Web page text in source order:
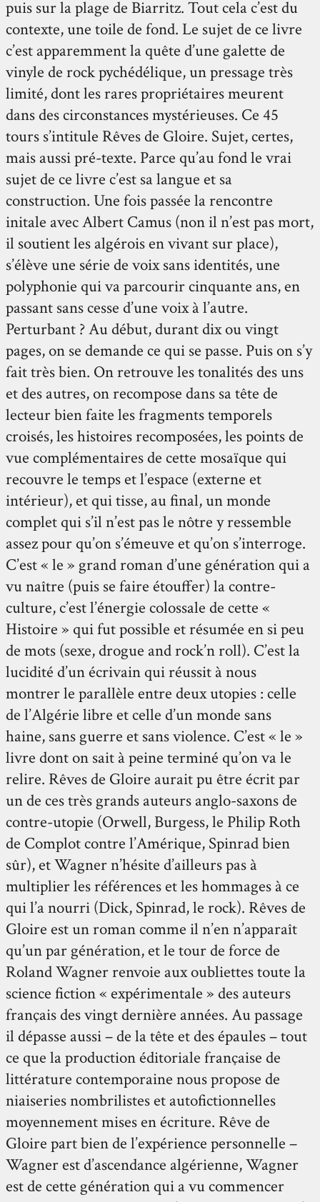
puis sur la plage de Biarritz. Tout cela c’est du
contexte, une toile de fond. Le sujet de ce livre
c’est apparemment la quête d’une galette de
vinyle de rock pychédélique, un pressage très
limité, dont les rares propriétaires meurent
dans des circonstances mystérieuses. Ce 45
tours s’intitule Rêves de Gloire. Sujet, certes,
mais aussi pré-texte. Parce qu’au fond le vrai
sujet de ce livre c’est sa langue et sa
construction. Une fois passée la rencontre
initale avec Albert Camus (non il n’est pas mort,
il soutient les algérois en vivant sur place),
s’élève une série de voix sans identités, une
polyphonie qui va parcourir cinquante ans, en
passant sans cesse d’une voix à l’autre.
Perturbant ? Au début, durant dix ou vingt
pages, on se demande ce qui se passe. Puis on s’y
fait très bien. On retrouve les tonalités des uns
et des autres, on recompose dans sa tête de
lecteur bien faite les fragments temporels
croisés, les histoires recomposées, les points de
vue complémentaires de cette mosaïque qui
recouvre le temps et l’espace (externe et
intérieur), et qui tisse, au final, un monde
complet qui s’il n’est pas le nôtre y ressemble
assez pour qu’on s’émeuve et qu’on s’interroge.
C’est « le » grand roman d’une génération qui a
vu naître (puis se faire étouffer) la contre-
culture, c’est l’énergie colossale de cette «
Histoire » qui fut possible et résumée en si peu
de mots (sexe, drogue and rock’n roll). C’est la
lucidité d’un écrivain qui réussit à nous
montrer le parallèle entre deux utopies : celle
de l’Algérie libre et celle d’un monde sans
haine, sans guerre et sans violence. C’est « le »
livre dont on sait à peine terminé qu’on va le
relire. Rêves de Gloire aurait pu être écrit par
un de ces très grands auteurs anglo-saxons de
contre-utopie (Orwell, Burgess, le Philip Roth
de Complot contre l’Amérique, Spinrad bien
sûr), et Wagner n’hésite d’ailleurs pas à
multiplier les références et les hommages à ce
qui l’a nourri (Dick, Spinrad, le rock). Rêves de
Gloire est un roman comme il n’en n’apparaît
qu’un par génération, et le tour de force de
Roland Wagner renvoie aux oubliettes toute la
science fiction « expérimentale » des auteurs
français des vingt dernière années. Au passage
il dépasse aussi – de la tête et des épaules – tout
ce que la production éditoriale française de
littérature contemporaine nous propose de
niaiseries nombrilistes et autofictionnelles
moyennement mises en écriture. Rêve de
Gloire part bien de l’expérience personnelle –
Wagner est d’ascendance algérienne, Wagner
est de cette génération qui a vu commencer